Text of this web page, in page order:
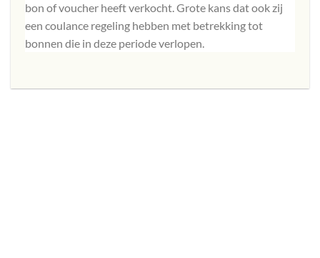
bon of voucher heeft verkocht. Grote kans dat ook zij
een coulance regeling hebben met betrekking tot
bonnen die in deze periode verlopen.